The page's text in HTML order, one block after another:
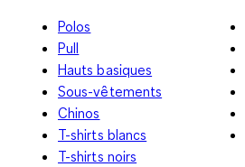
Polos
Pull
Hauts basiques
Sous-vêtements
Chinos
T-shirts blancs
T-shirts noirs